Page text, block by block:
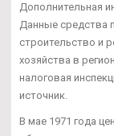
Дополнительная
Данные средства
строительство и
хозяйства в
налоговая
источник.
В мае 1971 года